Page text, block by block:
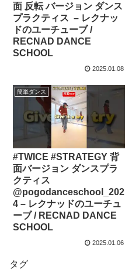
面 反転 バージョン ダンス
プラクティス ​⁠ – レクナッ
ドのユーチューブ /
RECNAD DANCE
SCHOOL
2025.01.08
簡単ダンス
#TWICE #STRATEGY 背
面バージョン ダンスプラ
クティス
@pogodanceschool_202
4 – レクナッドのユーチュ
ーブ / RECNAD DANCE
SCHOOL
2025.01.06
タグ